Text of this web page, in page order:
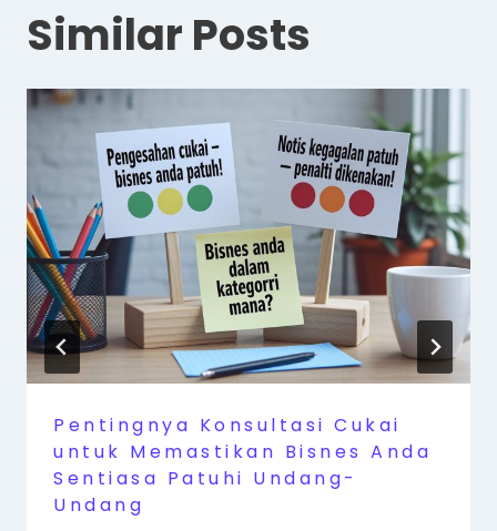
Similar Posts
Pentingnya Konsultasi Cukai
untuk Memastikan Bisnes Anda
Sentiasa Patuhi Undang-
Undang